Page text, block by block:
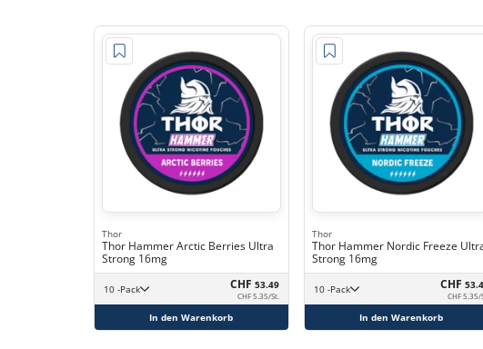
Thor
Thor Hammer Arctic Berries Ultra
Strong 16mg
10 -Pack CHF 53.49
CHF 5.35/St.
In den Warenkorb
Thor
Thor Hammer Nordic Freeze
Strong 16mg
10 -Pack CHF
CHF 5.35/
In den Warenkorb